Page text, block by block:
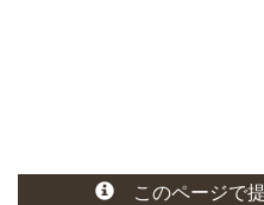
このページで